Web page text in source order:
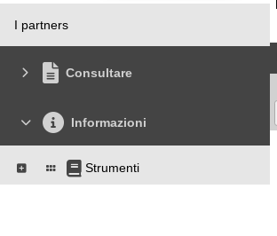
I partners
Consultare
Informazioni
Strumenti